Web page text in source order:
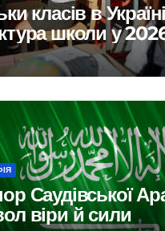
класів в
школи у
Саудівської
віри й сили